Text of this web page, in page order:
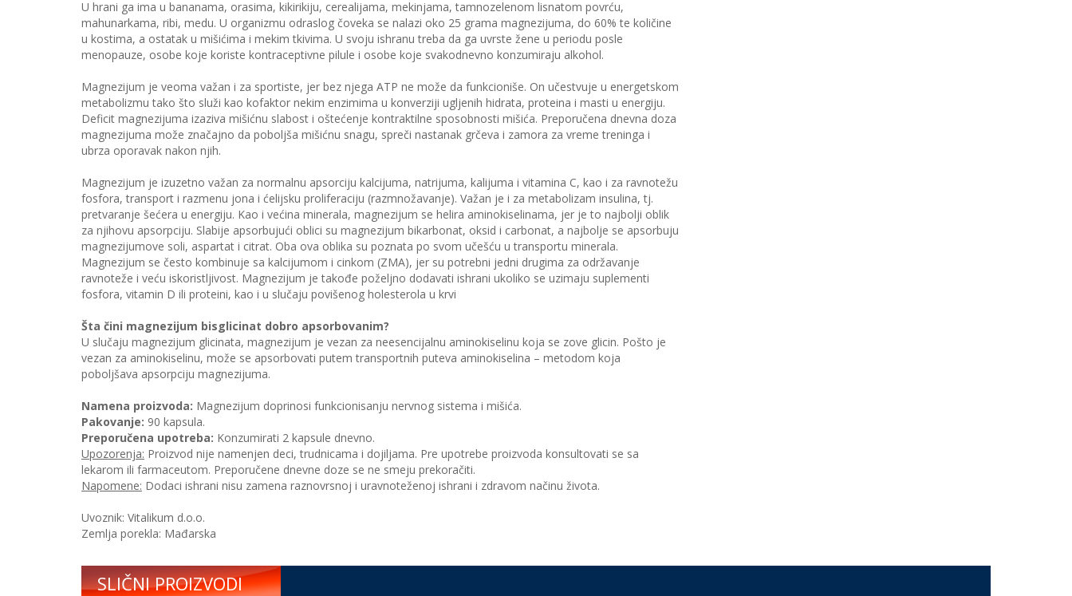
U hrani ga ima u bananama, orasima, kikirikiju, cerealijama, mekinjama, tamnozelenom lisnatom povrću,
mahunarkama, ribi, medu. U organizmu odraslog čoveka se nalazi oko 25 grama magnezijuma, do 60% te količine
u kostima, a ostatak u mišićima i mekim tkivima. U svoju ishranu treba da ga uvrste žene u periodu posle
menopauze, osobe koje koriste kontraceptivne pilule i osobe koje svakodnevno konzumiraju alkohol.
Magnezijum je veoma važan i za sportiste, jer bez njega ATP ne može da funkcioniše. On učestvuje u energetskom
metabolizmu tako što služi kao kofaktor nekim enzimima u konverziji ugljenih hidrata, proteina i masti u energiju.
Deficit magnezijuma izaziva mišićnu slabost i oštećenje kontraktilne sposobnosti mišića. Preporučena dnevna doza
magnezijuma može značajno da poboljša mišićnu snagu, spreči nastanak grčeva i zamora za vreme treninga i
ubrza oporavak nakon njih.
Magnezijum je izuzetno važan za normalnu apsorciju kalcijuma, natrijuma, kalijuma i vitamina C, kao i za ravnotežu
fosfora, transport i razmenu jona i ćelijsku proliferaciju (razmnožavanje). Važan je i za metabolizam insulina, tj.
pretvaranje šećera u energiju. Kao i većina minerala, magnezijum se helira aminokiselinama, jer je to najbolji oblik
za njihovu apsorpciju. Slabije apsorbujući oblici su magnezijum bikarbonat, oksid i carbonat, a najbolje se apsorbuju
magnezijumove soli, aspartat i citrat. Oba ova oblika su poznata po svom učešću u transportu minerala.
Magnezijum se često kombinuje sa kalcijumom i cinkom (ZMA), jer su potrebni jedni drugima za održavanje
ravnoteže i veću iskoristljivost. Magnezijum je takođe poželjno dodavati ishrani ukoliko se uzimaju suplementi
fosfora, vitamin D ili proteini, kao i u slučaju povišenog holesterola u krvi
Šta čini magnezijum bisglicinat dobro apsorbovanim?
U slučaju magnezijum glicinata, magnezijum je vezan za neesencijalnu aminokiselinu koja se zove glicin. Pošto je
vezan za aminokiselinu, može se apsorbovati putem transportnih puteva aminokiselina – metodom koja
poboljšava apsorpciju magnezijuma.
Namena proizvoda: Magnezijum doprinosi funkcionisanju nervnog sistema i mišića.
Pakovanje: 90 kapsula.
Preporučena upotreba: Konzumirati 2 kapsule dnevno.
Upozorenja: Proizvod nije namenjen deci, trudnicama i dojiljama. Pre upotrebe proizvoda konsultovati se sa
lekarom ili farmaceutom. Preporučene dnevne doze se ne smeju prekoračiti.
Napomene: Dodaci ishrani nisu zamena raznovrsnoj i uravnoteženoj ishrani i zdravom načinu života.
Uvoznik: Vitalikum d.o.o.
Zemlja porekla: Mađarska
SLIČNI PROIZVODI